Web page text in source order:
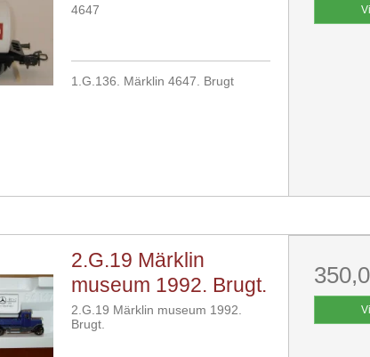
4647
1.G.136. Märklin 4647. Brugt
2.G.19 Märklin
museum 1992. Brugt.
2.G.19 Märklin museum 1992.
Brugt.